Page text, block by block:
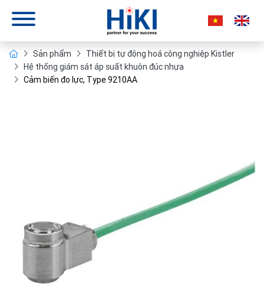
Sản phẩm
Thiết bị tự động hoá công nghiệp Kistler
Hệ thống giám sát áp suất khuôn đúc nhựa
Cảm biến đo lực, Type 9210AA